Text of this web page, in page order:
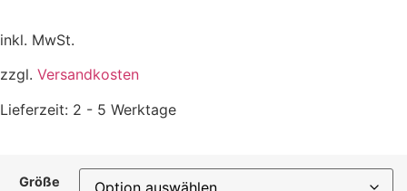
inkl. MwSt.
zzgl. Versandkosten
Lieferzeit: 2 - 5 Werktage
Größe